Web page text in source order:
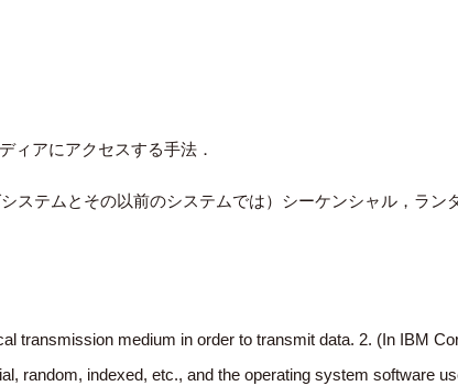
ィアにアクセスする手法．
ステムとその以前のシステムでは）シーケンシャル，ラ
transmission medium in order to transmit data. 2. (In IBM
random, indexed, etc., and the operating system software